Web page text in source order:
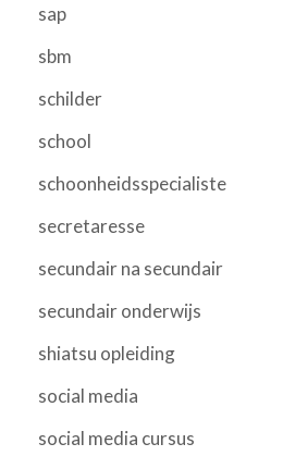
sap
sbm
schilder
school
schoonheidsspecialiste
secretaresse
secundair na secundair
secundair onderwijs
shiatsu opleiding
social media
social media cursus